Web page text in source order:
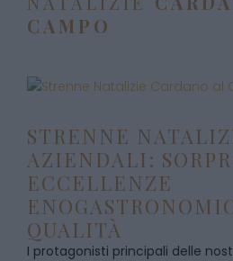
CAMPO
STRENNE
AZIENDALI:
ECCELLENZE
QUALITÀ
I protagonisti principali delle